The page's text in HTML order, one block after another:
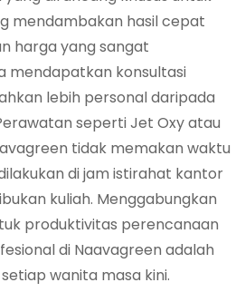
mendambakan hasil cepat
harga yang sangat
mendapatkan konsultasi
lebih personal daripada
seperti Jet Oxy atau
tidak memakan waktu
di jam istirahat kantor
kuliah. Menggabungkan
produktivitas perencanaan
di Naavagreen adalah
wanita masa kini.